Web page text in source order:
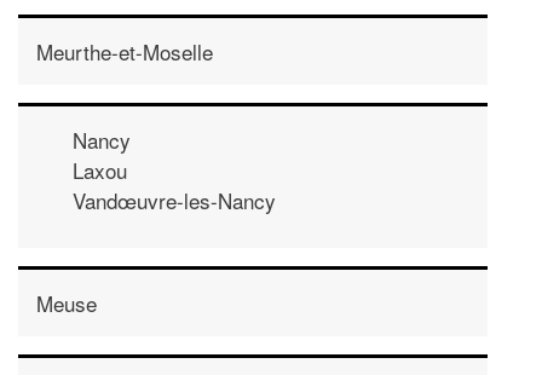
Meurthe-et-Moselle
Nancy
Laxou
Vandœuvre-les-Nancy
Meuse